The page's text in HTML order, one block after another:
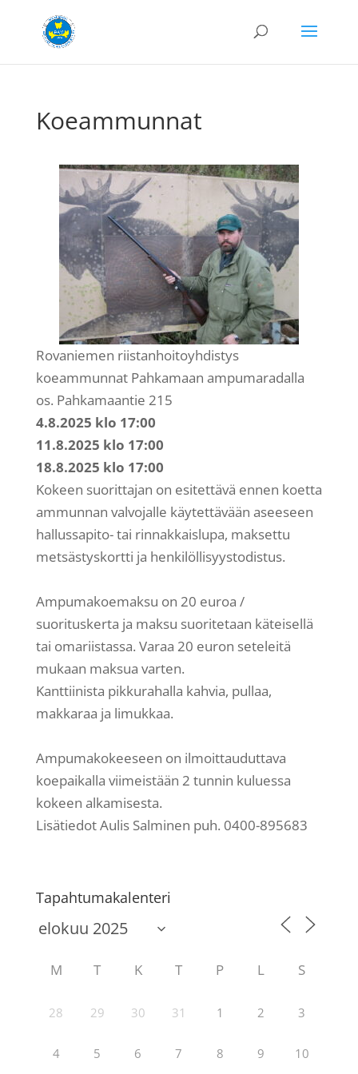
Koeammunnat
Rovaniemen riistanhoitoyhdistys
koeammunnat Pahkamaan ampumaradalla
os. Pahkamaantie 215
4.8.2025 klo 17:00
11.8.2025 klo 17:00
18.8.2025 klo 17:00
Kokeen suorittajan on esitettävä ennen koetta
ammunnan valvojalle käytettävään aseeseen
hallussapito- tai rinnakkaislupa, maksettu
metsästyskortti ja henkilöllisyystodistus.
Ampumakoemaksu on 20 euroa /
suorituskerta ja maksu suoritetaan käteisellä
tai omariistassa. Varaa 20 euron seteleitä
mukaan maksua varten.
Kanttiinista pikkurahalla kahvia, pullaa,
makkaraa ja limukkaa.
Ampumakokeeseen on ilmoittauduttava
koepaikalla viimeistään 2 tunnin kuluessa
kokeen alkamisesta.
Lisätiedot Aulis Salminen puh. 0400-895683
Tapahtumakalenteri
M T K T P L S
28 29 30 31 1 2 3
4 5 6 7 8 9 10